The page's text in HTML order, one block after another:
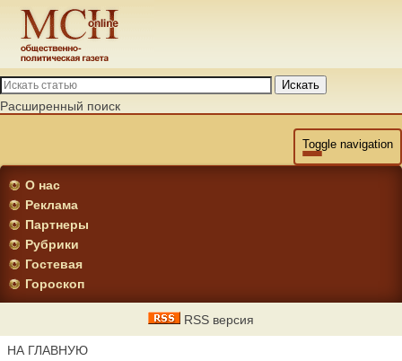
Искать
Расширенный поиск
Toggle navigation
О нас
Реклама
Партнеры
Рубрики
Гостевая
Гороскоп
RSS версия
НА ГЛАВНУЮ